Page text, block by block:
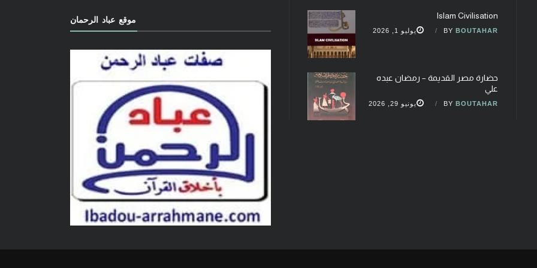
موقع عباد الرحمان Islam Civilisation
BY BOUTAHAR يوليو 1, 2026
حضارة مصر القديمة – رمضان عبده
علي
BY BOUTAHAR يونيو 29, 2026